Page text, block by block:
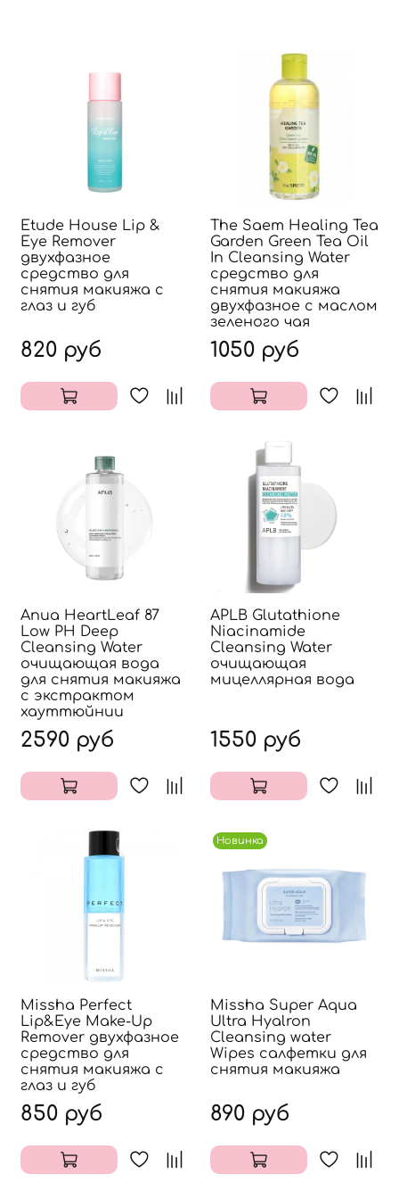
Etude House Lip &
Eye Remover
двухфазное
средство для
снятия макияжа с
глаз и губ
820 руб
The Saem Healing Tea
Garden Green Tea Oil
In Cleansing Water
средство для
снятия макияжа
двухфазное с маслом
зеленого чая
1050 руб
Anua HeartLeaf 87
Low PH Deep
Cleansing Water
очищающая вода
для снятия макияжа
с экстрактом
хауттюйнии
2590 руб
APLB Glutathione
Niacinamide
Cleansing Water
очищающая
мицеллярная вода
1550 руб
Missha Perfect
Lip&Eye Make-Up
Remover двухфазное
средство для
снятия макияжа с
глаз и губ
850 руб
Новинка
Missha Super Aqua
Ultra Hyalron
Cleansing water
Wipes салфетки для
снятия макияжа
890 руб